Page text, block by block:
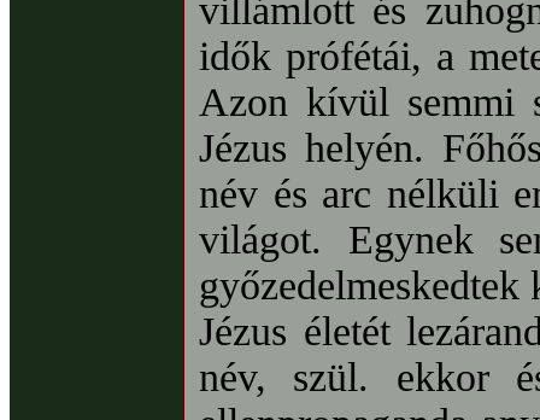
villámlott és
idők prófétái, a
Azon kívül semmi
Jézus helyén.
név és arc nélküli
világot. Egynek
győzedelmeskedtek
Jézus életét
név, szül. ekkor